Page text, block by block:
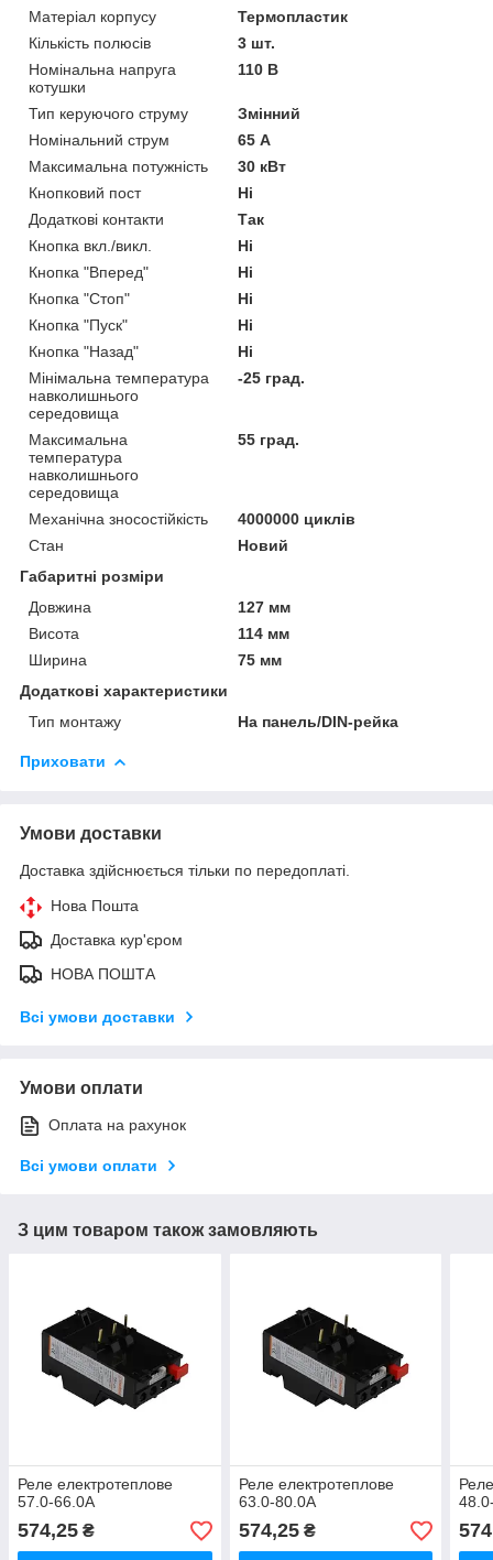
Матеріал корпусу
Термопластик
Кількість полюсів
3 шт.
Номінальна напруга
котушки
110 В
Тип керуючого струму
Змінний
Номінальний струм
65 А
Максимальна потужність
30 кВт
Кнопковий пост
Ні
Додаткові контакти
Так
Кнопка вкл./викл.
Ні
Кнопка "Вперед"
Ні
Кнопка "Стоп"
Ні
Кнопка "Пуск"
Ні
Кнопка "Назад"
Ні
Мінімальна температура
навколишнього
середовища
-25 град.
Максимальна
температура
навколишнього
середовища
55 град.
Механічна зносостійкість
4000000 циклів
Стан
Новий
Габаритні розміри
Довжина
127 мм
Висота
114 мм
Ширина
75 мм
Додаткові характеристики
Тип монтажу
На панель/DIN-рейка
Приховати
Умови доставки
Доставка здійснюється тільки по передоплаті.
Нова Пошта
Доставка кур'єром
НОВА ПОШТА
Всі умови доставки
Умови оплати
Оплата на рахунок
Всі умови оплати
З цим товаром також замовляють
Реле електротеплове
57.0-66.0А
574,25 ₴
Реле електротеплове
63.0-80.0А
574,25₴